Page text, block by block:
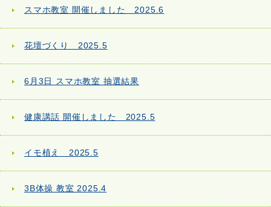
スマホ教室 開催しました 2025.6
花壇づくり 2025.5
6月3日 スマホ教室 抽選結果
健康講話 開催しました 2025.5
イモ植え 2025.5
3B体操 教室 2025.4